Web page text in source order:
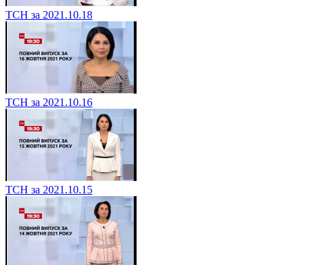
ТСН за 2021.10.18
ТСН за 2021.10.16
ТСН за 2021.10.15